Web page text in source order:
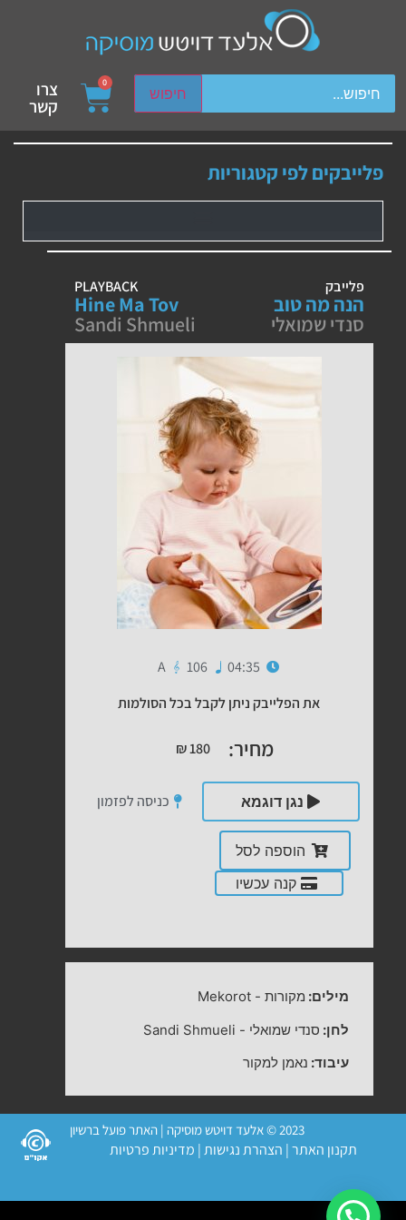
חיפוש
device users, explore by touch or with swipe gestures.
0 צרו
קשר
פלייבקים לפי קטגוריות
פלייבק
הנה מה טוב
סנדי שמואלי
PLAYBACK
Hine Ma Tov
Sandi Shmueli
04:35
106
A
את הפלייבק ניתן לקבל בכל הסולמות
מחיר: ₪180
נגן דוגמא כניסה לפזמון
הוספה לסל
קנה עכשיו
מילים: מקורות -
Mekorot
לחן: סנדי שמואלי -
Sandi Shmueli
עיבוד: נאמן למקור
2023 © אלעד דויטש מוסיקה | האתר פועל ברשיון
תקנון האתר| הצהרת נגישות| מדיניות פרטיות